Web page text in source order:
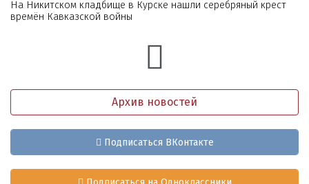
На Никитском кладбище в Курске нашли серебряный крест
времён Кавказской войны
Архив новостей
Подписаться ВКонтакте